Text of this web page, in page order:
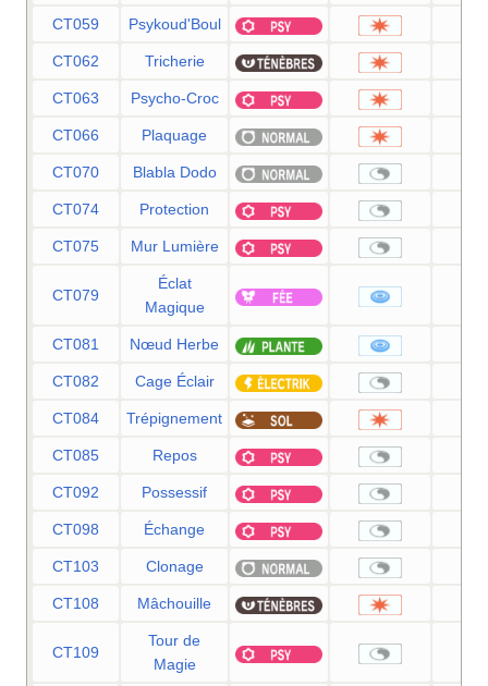
CT059 Psykoud'Boul
CT062 Tricherie
CT063 Psycho-Croc
CT066 Plaquage
CT070 Blabla Dodo
CT074 Protection
CT075 Mur Lumière
CT079
Éclat
Magique
CT081 Nœud Herbe
CT082 Cage Éclair
CT084 Trépignement
CT085 Repos
CT092 Possessif
CT098 Échange
CT103 Clonage
CT108 Mâchouille
CT109
Tour de
Magie